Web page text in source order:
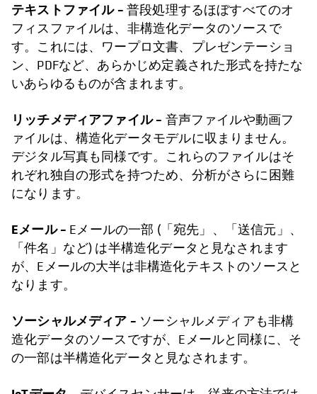
テキストファイル – 普段処理するほぼすべてのオ
フィスファイルは、非構造化データのソースで
す。これには、ワープロ文書、プレゼンテーショ
ン、PDFなど、あらかじめ定義された形式を持たな
いあらゆるものが含まれます。
リッチメディアファイル – 音声ファイルや動画フ
ァイルは、構造化データモデルに収まりません。
デジタル写真も同様です。これらのファイルはそ
れぞれ独自の形式を持つため、分析がさらに困難
になります。
Eメール – Eメールの一部 (「宛先」、「送信元」、
「件名」など) は半構造化データと見なされます
が、Eメールの大半は非構造化テキストのソースと
なります。
ソーシャルメディア – ソーシャルメディアも非構
造化データのソースですが、Eメールと同様に、そ
の一部は半構造化データと見なされます。